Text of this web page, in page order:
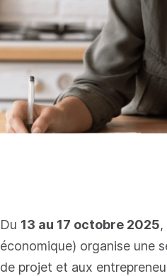
Du 13 au 17 octobre 2025,
économique) organise une
de projet et aux